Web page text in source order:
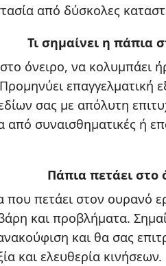
από δύσκολες
Τι σημαίνει η πάπια
όνειρο, να κολυμπάει
επαγγελματική
σας με απόλυτη
συναισθηματικές ή
Πάπια πετάει στο
που πετάει στον ουρανό
και προβλήματα.
και θα σας
και ελευθερία κινήσεων.